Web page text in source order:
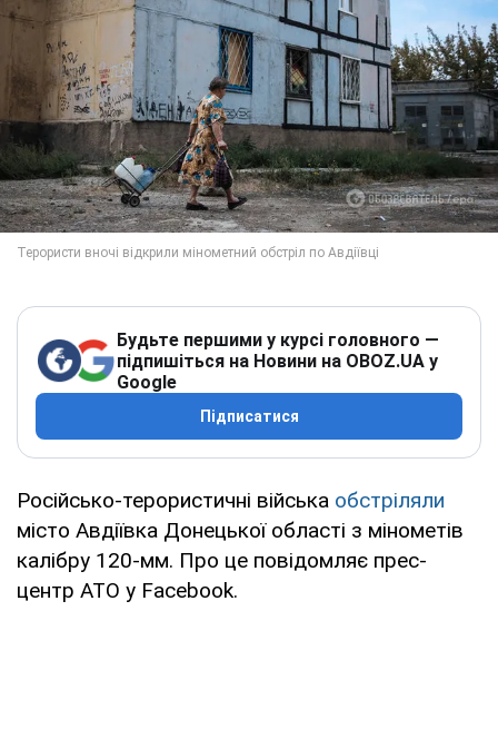
Будьте першими у курсі головного —
підпишіться на Новини на OBOZ.UA у
Google
Підписатися
Російсько-терористичні війська обстріляли
місто Авдіївка Донецької області з мінометів
калібру 120-мм. Про це повідомляє прес-
центр АТО у Facebook.